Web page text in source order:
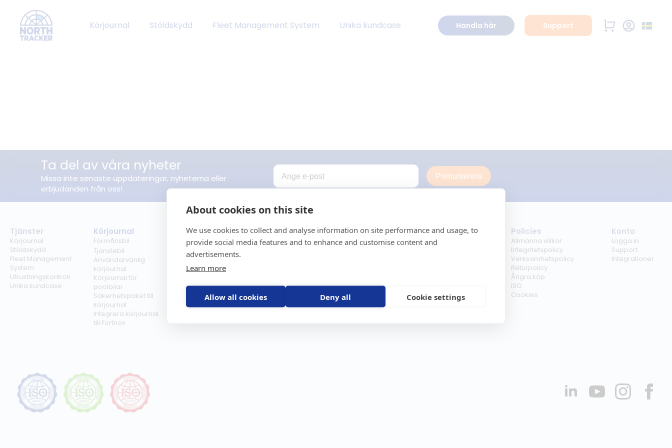
About cookies on this site
We use cookies to collect and analyse information on site performance and usage, to
provide social media features and to enhance and customise content and
advertisements.
Learn more
Allow all cookies Deny all Cookie settings
Körjournal Stöldskydd Fleet Management System Unika kundcase Handla här Support
Ta del av våra nyheter
Missa inte senaste uppdateringar, nyheterna eller
erbjudanden från oss!
Prenumerera
Tjänster
Körjournal
Stöldskydd
Fleet Management
System
Utrustningskontroll
Unika kundcase
Körjournal
Förmånsbil
Tjänstebil
Användarvänlig
körjournal
Körjournal för
poolbilar
Säkerhetspaket till
körjournal
Integrera körjournal
till Fortnox
Regelverk
Milersättning
Regler för tjänstebil
Regler för
förmånsbil
GPS-trackers
Scout 2.0
Stöldskydd
Båt
Åkgräsklippare
Moped
Vattenskoter
Företag
Om oss
Policies
Allmänna villkor
Integritetspolicy
Verksamhetspolicy
Returpolicy
Ångra köp
ISO
Cookies
Konto
Logga in
Support
Integrationer